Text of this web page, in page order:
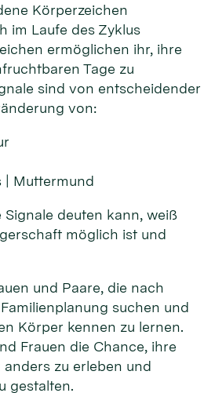
Körperzeichen
im Laufe des Zyklus
ermöglichen ihr, ihre
Tage zu
sind von entscheidender
von:
| Muttermund
Signale deuten kann, weiß
möglich ist und
und Paare, die nach
suchen und
Körper kennen zu lernen.
Frauen die Chance, ihre
anders zu erleben und
gestalten.